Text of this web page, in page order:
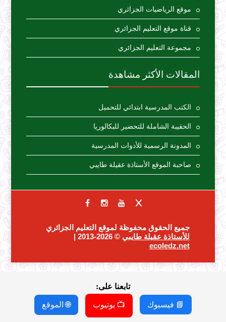
موقع الرياضيات الجزائري
قناة موقع التعليم الجزائري
مجموعة التعليم الجزائري
المقالات الأكثر مشاهدة
الكتب المدرسية ابتدائي للتحميل
الحقيبة الشاملة للتحضير للبكالوريا
المدونة الرسمية للأدوات المدرسية
صاحبة الموقع الأستاذة عقيلة طايبي
جميع الحقوق محفوظة لموقع التعليم الجزائري
للأستاذة عقيلة طايبي © 2026-2013 |
ecoledz.net
تابعنا على:
📘 فيسبوك 📺 يوتيوب 🌐 الموقع